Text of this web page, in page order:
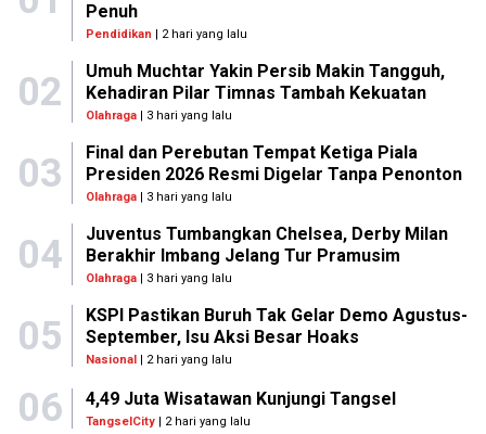
Penuh
Pendidikan | 2 hari yang lalu
02
Umuh Muchtar Yakin Persib Makin Tangguh,
Kehadiran Pilar Timnas Tambah Kekuatan
Olahraga| 3 hari yang lalu
03
Final dan Perebutan Tempat Ketiga Piala
Presiden 2026 Resmi Digelar Tanpa Penonton
Olahraga| 3 hari yang lalu
04
Juventus Tumbangkan Chelsea, Derby Milan
Berakhir Imbang Jelang Tur Pramusim
Olahraga| 3 hari yang lalu
05
KSPI Pastikan Buruh Tak Gelar Demo Agustus-
September, Isu Aksi Besar Hoaks
Nasional| 2 hari yang lalu
06 4,49 Juta Wisatawan Kunjungi Tangsel
TangselCity | 2 hari yang lalu